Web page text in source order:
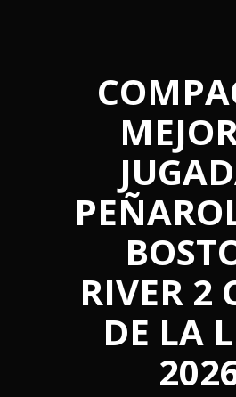
RIVER 2
DE LA